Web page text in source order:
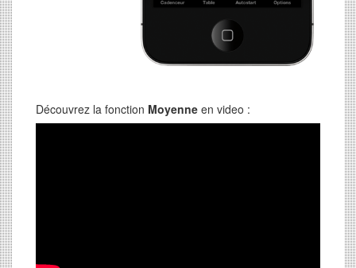
Découvrez la fonction Moyenne en video :